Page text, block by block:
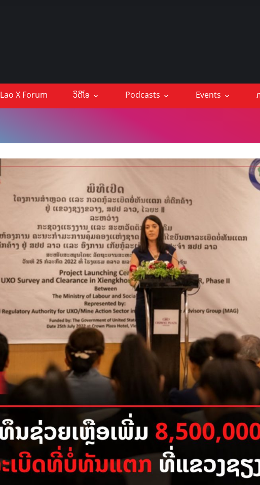
Lao X Forum ວິດີໂອ Podcasts Events